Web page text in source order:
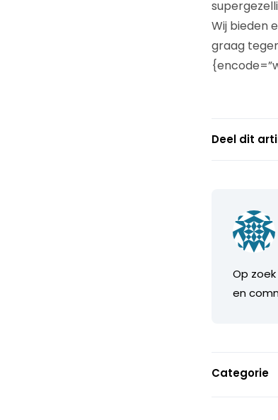
Wij bieden
graag
Deel dit
Op
en
Categorie